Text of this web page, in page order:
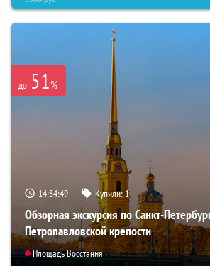
до 51%
14:34:48 Купили:1
Обзорная экскурсия по Санкт-
Петропавловской крепости
Площадь Восстания